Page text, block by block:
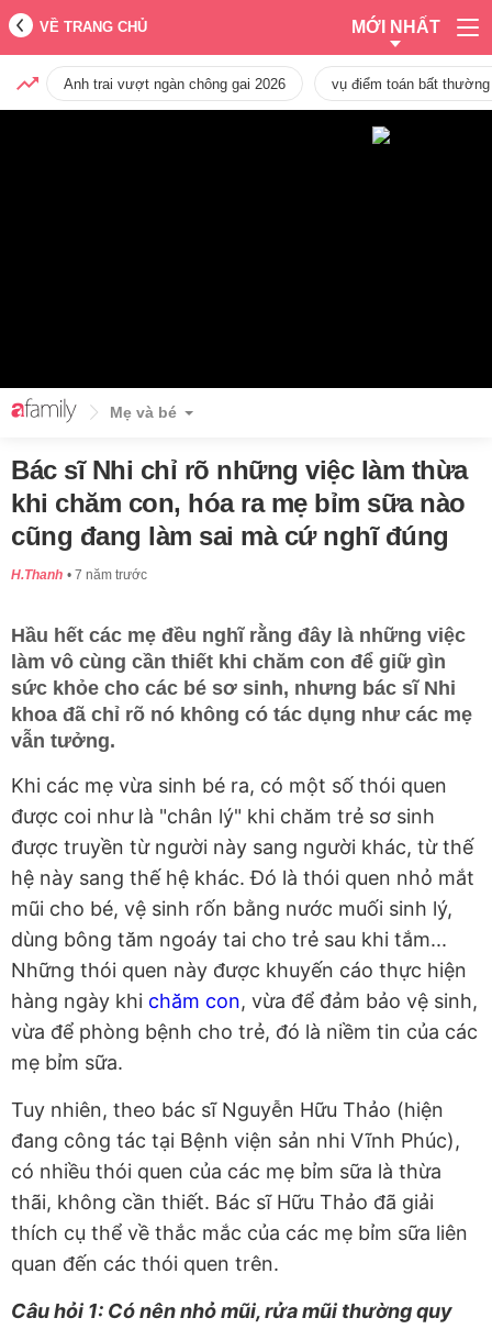
VỀ TRANG CHỦ MỚI NHẤT
Anh trai vượt ngàn chông gai 2026 vụ điểm toán bất
Mẹ và bé
Bác sĩ Nhi chỉ rõ những việc làm thừa
khi chăm con, hóa ra mẹ bỉm sữa nào
cũng đang làm sai mà cứ nghĩ đúng
H.Thanh 7 năm trước
Hầu hết các mẹ đều nghĩ rằng đây là những việc
làm vô cùng cần thiết khi chăm con để giữ gìn
sức khỏe cho các bé sơ sinh, nhưng bác sĩ Nhi
khoa đã chỉ rõ nó không có tác dụng như các mẹ
vẫn tưởng.
Khi các mẹ vừa sinh bé ra, có một số thói quen
được coi như là "chân lý" khi chăm trẻ sơ sinh
được truyền từ người này sang người khác, từ thế
hệ này sang thế hệ khác. Đó là thói quen nhỏ mắt
mũi cho bé, vệ sinh rốn bằng nước muối sinh lý,
dùng bông tăm ngoáy tai cho trẻ sau khi tắm...
Những thói quen này được khuyến cáo thực hiện
hàng ngày khi chăm con, vừa để đảm bảo vệ sinh,
vừa để phòng bệnh cho trẻ, đó là niềm tin của các
mẹ bỉm sữa.
Tuy nhiên, theo bác sĩ Nguyễn Hữu Thảo (hiện
đang công tác tại Bệnh viện sản nhi Vĩnh Phúc),
có nhiều thói quen của các mẹ bỉm sữa là thừa
thãi, không cần thiết. Bác sĩ Hữu Thảo đã giải
thích cụ thể về thắc mắc của các mẹ bỉm sữa liên
quan đến các thói quen trên.
Câu hỏi 1: Có nên nhỏ mũi, rửa mũi thường quy